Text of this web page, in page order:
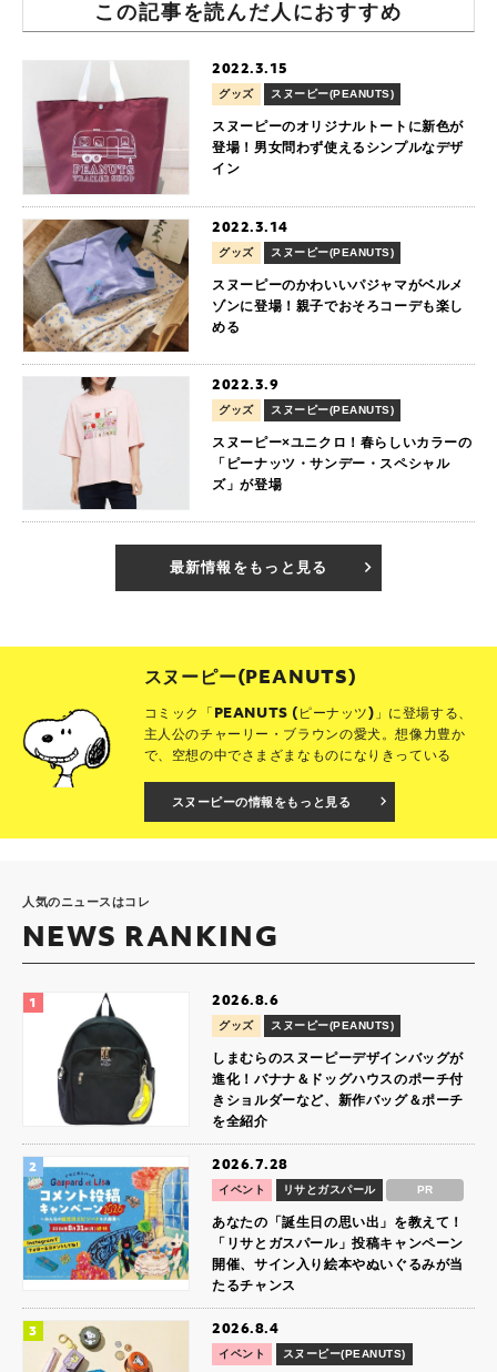
この記事を読んだ人におすすめ
2022.3.15
グッズ スヌーピー(PEANUTS)
スヌーピーのオリジナルトートに新色が
登場！男女問わず使えるシンプルなデザ
イン
2022.3.14
グッズ スヌーピー(PEANUTS)
スヌーピーのかわいいパジャマがベルメ
ゾンに登場！親子でおそろコーデも楽し
める
2022.3.9
グッズ スヌーピー(PEANUTS)
スヌーピー×ユニクロ！春らしいカラーの
「ピーナッツ・サンデー・スペシャル
ズ」が登場
最新情報をもっと見る
スヌーピー(PEANUTS)
コミック「PEANUTS (ピーナッツ)」に登場する、
主人公のチャーリー・ブラウンの愛犬。想像力豊か
で、空想の中でさまざまなものになりきっている
スヌーピーの情報をもっと見る
人気のニュースはコレ
NEWS RANKING
2026.8.6
グッズ スヌーピー(PEANUTS)
しまむらのスヌーピーデザインバッグが
進化！バナナ＆ドッグハウスのポーチ付
きショルダーなど、新作バッグ＆ポーチ
を全紹介
2026.7.28
イベント リサとガスパール PR
あなたの「誕生日の思い出」を教えて！
「リサとガスパール」投稿キャンペーン
開催、サイン入り絵本やぬいぐるみが当
たるチャンス
2026.8.4
イベント スヌーピー(PEANUTS)